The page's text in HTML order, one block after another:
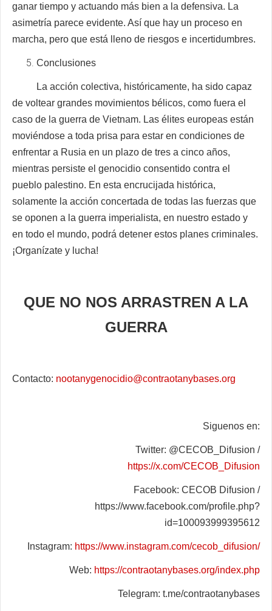
ganar tiempo y actuando más bien a la defensiva. La
asimetría parece evidente. Así que hay un proceso en
marcha, pero que está lleno de riesgos e incertidumbres.
Conclusiones
La acción colectiva, históricamente, ha sido capaz
de voltear grandes movimientos bélicos, como fuera el
caso de la guerra de Vietnam. Las élites europeas están
moviéndose a toda prisa para estar en condiciones de
enfrentar a Rusia en un plazo de tres a cinco años,
mientras persiste el genocidio consentido contra el
pueblo palestino. En esta encrucijada histórica,
solamente la acción concertada de todas las fuerzas que
se oponen a la guerra imperialista, en nuestro estado y
en todo el mundo, podrá detener estos planes criminales.
¡Organízate y lucha!
QUE NO NOS ARRASTREN A LA
GUERRA
Contacto: nootanygenocidio@contraotanybases.org
Siguenos en:
Twitter: @CECOB_Difusion /
https://x.com/CECOB_Difusion
Facebook: CECOB Difusion /
https://www.facebook.com/profile.php?
id=100093999395612
Instagram: https://www.instagram.com/cecob_difusion/
Web: https://contraotanybases.org/index.php
Telegram: t.me/contraotanybases